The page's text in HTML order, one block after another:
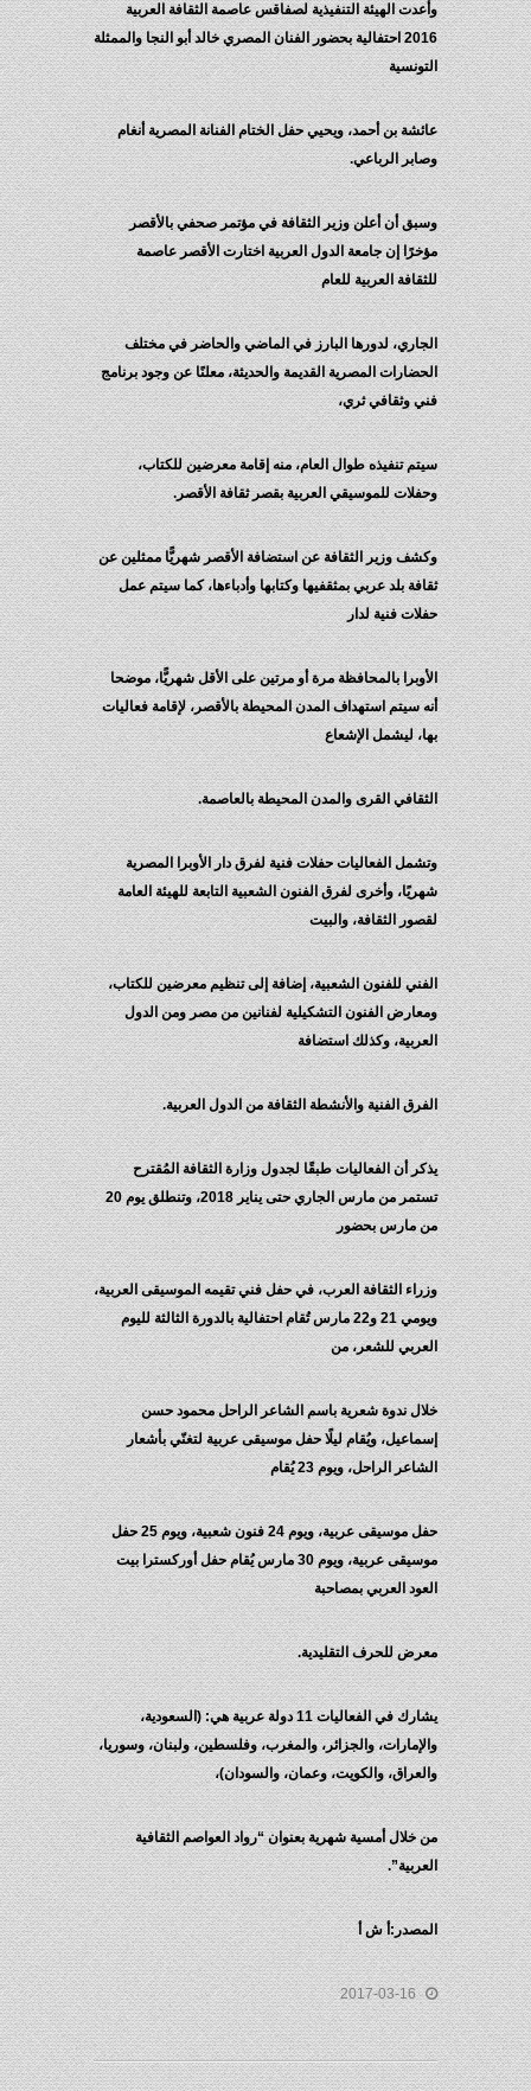
وأعدت الهيئة التنفيذية لصفاقس عاصمة الثقافة العربية
2016 احتفالية بحضور الفنان المصري خالد أبو النجا والممثلة
التونسية
عائشة بن أحمد، ويحيي حفل الختام الفنانة المصرية أنغام
وصابر الرباعي.
وسبق أن أعلن وزير الثقافة في مؤتمر صحفي بالأقصر
مؤخرًا إن جامعة الدول العربية اختارت الأقصر عاصمة
للثقافة العربية للعام
الجاري، لدورها البارز في الماضي والحاضر في مختلف
الحضارات المصرية القديمة والحديثة، معلنًا عن وجود برنامج
فني وثقافي ثري،
سيتم تنفيذه طوال العام، منه إقامة معرضين للكتاب،
وحفلات للموسيقي العربية بقصر ثقافة الأقصر.
وكشف وزير الثقافة عن استضافة الأقصر شهريًّا ممثلين عن
ثقافة بلد عربي بمثقفيها وكتابها وأدباءها، كما سيتم عمل
حفلات فنية لدار
الأوبرا بالمحافظة مرة أو مرتين على الأقل شهريًّا، موضحا
أنه سيتم استهداف المدن المحيطة بالأقصر، لإقامة فعاليات
بها، ليشمل الإشعاع
الثقافي القرى والمدن المحيطة بالعاصمة.
وتشمل الفعاليات حفلات فنية لفرق دار الأوبرا المصرية
شهريًا، وأخرى لفرق الفنون الشعبية التابعة للهيئة العامة
لقصور الثقافة، والبيت
الفني للفنون الشعبية، إضافة إلى تنظيم معرضين للكتاب،
ومعارض الفنون التشكيلية لفنانين من مصر ومن الدول
العربية، وكذلك استضافة
الفرق الفنية والأنشطة الثقافة من الدول العربية.
يذكر أن الفعاليات طبقًا لجدول وزارة الثقافة المُقترح
تستمر من مارس الجاري حتى يناير 2018، وتنطلق يوم 20
من مارس بحضور
وزراء الثقافة العرب، في حفل فني تقيمه الموسيقى العربية،
ويومي 21 و22 مارس تُقام احتفالية بالدورة الثالثة لليوم
العربي للشعر، من
خلال ندوة شعرية باسم الشاعر الراحل محمود حسن
إسماعيل، ويُقام ليلًا حفل موسيقى عربية لتغنّي بأشعار
الشاعر الراحل، ويوم 23 يُقام
حفل موسيقى عربية، ويوم 24 فنون شعبية، ويوم 25 حفل
موسيقى عربية، ويوم 30 مارس يُقام حفل أوركسترا بيت
العود العربي بمصاحبة
معرض للحرف التقليدية.
يشارك في الفعاليات 11 دولة عربية هي: (السعودية،
والإمارات، والجزائر، والمغرب، وفلسطين، ولبنان، وسوريا،
والعراق، والكويت، وعمان، والسودان)،
من خلال أمسية شهرية بعنوان “رواد العواصم الثقافية
العربية”.
المصدر:أ ش أ
2017-03-16